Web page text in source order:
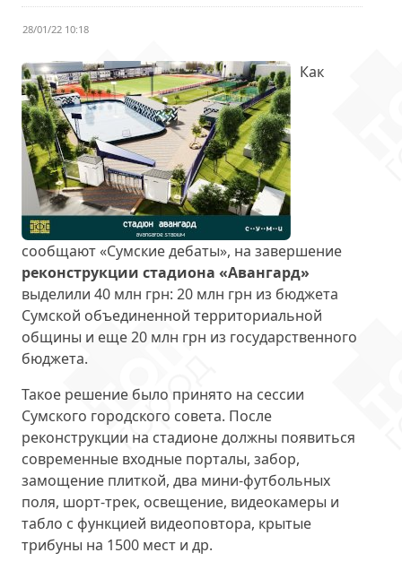
28/01/22 10:18
Как
сообщают «Сумские дебаты», на завершение
реконструкции стадиона «Авангард»
выделили 40 млн грн: 20 млн грн из бюджета
Сумской объединенной территориальной
общины и еще 20 млн грн из государственного
бюджета.
Такое решение было принято на сессии
Сумского городского совета. После
реконструкции на стадионе должны появиться
современные входные порталы, забор,
замощение плиткой, два мини-футбольных
поля, шорт-трек, освещение, видеокамеры и
табло с функцией видеоповтора, крытые
трибуны на 1500 мест и др.